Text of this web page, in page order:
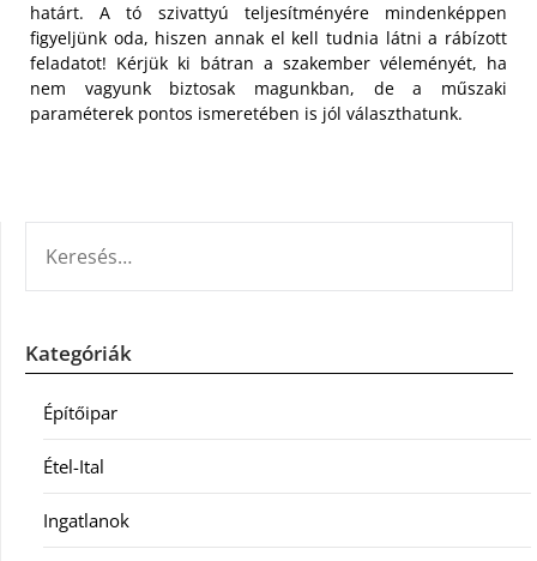
határt. A tó szivattyú teljesítményére mindenképpen
figyeljünk oda, hiszen annak el kell tudnia látni a rábízott
feladatot! Kérjük ki bátran a szakember véleményét, ha
nem vagyunk biztosak magunkban, de a műszaki
paraméterek pontos ismeretében is jól választhatunk.
Kategóriák
Építőipar
Étel-Ital
Ingatlanok